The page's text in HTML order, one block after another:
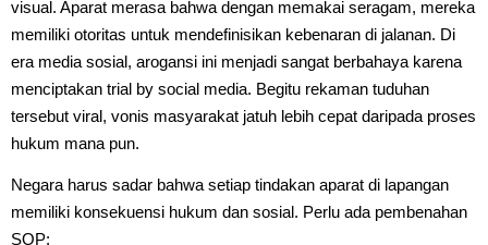
visual. Aparat merasa bahwa dengan memakai seragam, mereka
memiliki otoritas untuk mendefinisikan kebenaran di jalanan. Di
era media sosial, arogansi ini menjadi sangat berbahaya karena
menciptakan trial by social media. Begitu rekaman tuduhan
tersebut viral, vonis masyarakat jatuh lebih cepat daripada proses
hukum mana pun.
Negara harus sadar bahwa setiap tindakan aparat di lapangan
memiliki konsekuensi hukum dan sosial. Perlu ada pembenahan
SOP: